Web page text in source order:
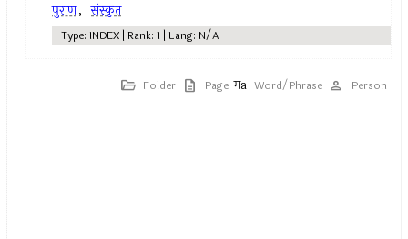
पुराण, संस्कृत
Type: INDEX | Rank: 1 | Lang: N/A
Folder Page Word/Phrase Person